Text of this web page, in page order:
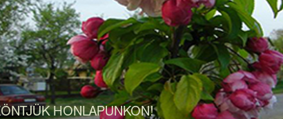
HONLAPUNKON!